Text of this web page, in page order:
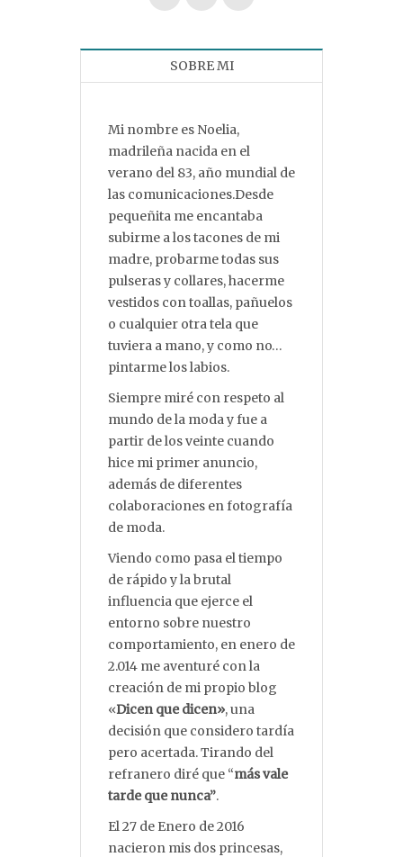
SOBRE MI
Mi nombre es Noelia,
madrileña nacida en el
verano del 83, año mundial de
las comunicaciones.Desde
pequeñita me encantaba
subirme a los tacones de mi
madre, probarme todas sus
pulseras y collares, hacerme
vestidos con toallas, pañuelos
o cualquier otra tela que
tuviera a mano, y como no…
pintarme los labios.
Siempre miré con respeto al
mundo de la moda y fue a
partir de los veinte cuando
hice mi primer anuncio,
además de diferentes
colaboraciones en fotografía
de moda.
Viendo como pasa el tiempo
de rápido y la brutal
influencia que ejerce el
entorno sobre nuestro
comportamiento, en enero de
2.014 me aventuré con la
creación de mi propio blog
«Dicen que dicen», una
decisión que considero tardía
pero acertada. Tirando del
refranero diré que “más vale
tarde que nunca”.
El 27 de Enero de 2016
nacieron mis dos princesas,